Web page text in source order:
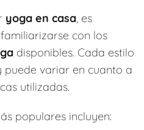
yoga en casa, es
con los
disponibles. Cada estilo
puede variar en cuanto a
utilizadas.
populares incluyen: